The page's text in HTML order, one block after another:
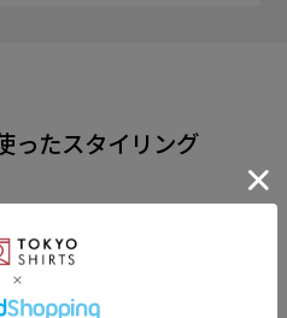
ネクタイだからこその特徴
。
ったスタイリング